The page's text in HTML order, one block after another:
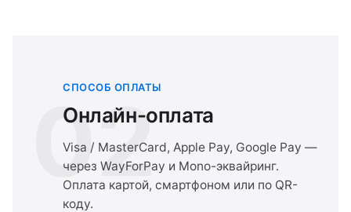
02
СПОСОБ ОПЛАТЫ
Онлайн-оплата
Visa / MasterCard, Apple Pay, Google Pay —
через WayForPay и Mono-эквайринг.
Оплата картой, смартфоном или по QR-
коду.